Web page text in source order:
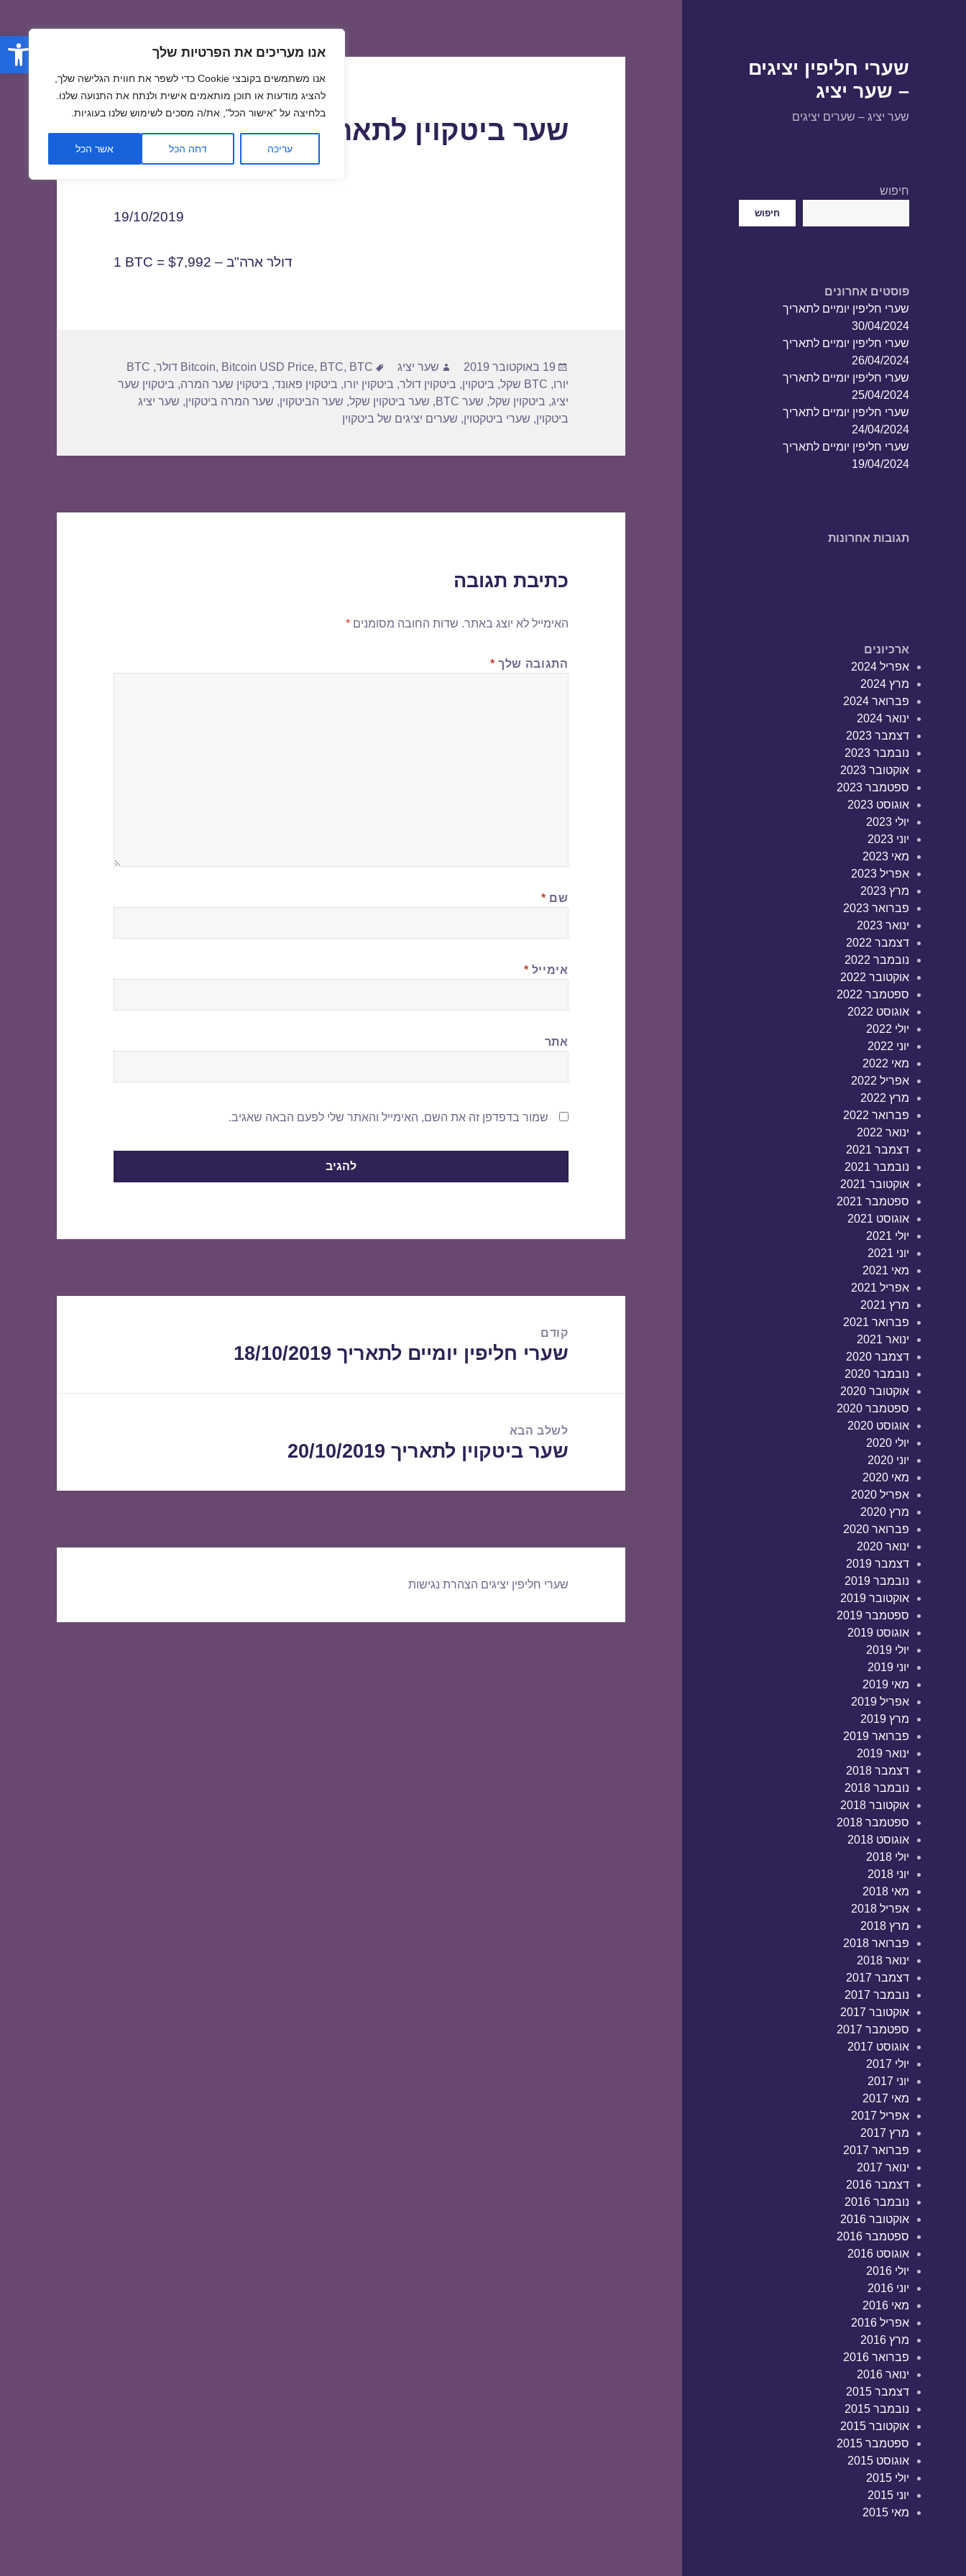
פתח אנו מעריכים את הפרטיות שלך
אנו משתמשים בקובצי Cookie כדי לשפר את חווית הגלישה שלך,
להציג מודעות או תוכן מותאמים אישית ולנתח את התנועה שלנו.
בלחיצה על "אישור הכל", את/ה מסכים לשימוש שלנו בעוגיות.
עריכה דחה הכל אשר הכל
שערי חליפין יציגים
– שער יציג
שער יציג – שערים יציגים
חיפוש
חיפוש
פוסטים אחרונים
שערי חליפין יומיים לתאריך
30/04/2024
שערי חליפין יומיים לתאריך
26/04/2024
שערי חליפין יומיים לתאריך
25/04/2024
שערי חליפין יומיים לתאריך
24/04/2024
שערי חליפין יומיים לתאריך
19/04/2024
תגובות אחרונות
ארכיונים
אפריל 2024
מרץ 2024
פברואר 2024
ינואר 2024
דצמבר 2023
נובמבר 2023
אוקטובר 2023
ספטמבר 2023
אוגוסט 2023
יולי 2023
יוני 2023
מאי 2023
אפריל 2023
מרץ 2023
פברואר 2023
ינואר 2023
דצמבר 2022
נובמבר 2022
אוקטובר 2022
ספטמבר 2022
אוגוסט 2022
יולי 2022
יוני 2022
מאי 2022
אפריל 2022
מרץ 2022
פברואר 2022
ינואר 2022
דצמבר 2021
נובמבר 2021
אוקטובר 2021
ספטמבר 2021
אוגוסט 2021
יולי 2021
יוני 2021
מאי 2021
אפריל 2021
מרץ 2021
פברואר 2021
ינואר 2021
דצמבר 2020
נובמבר 2020
אוקטובר 2020
ספטמבר 2020
אוגוסט 2020
יולי 2020
יוני 2020
מאי 2020
אפריל 2020
מרץ 2020
פברואר 2020
ינואר 2020
דצמבר 2019
נובמבר 2019
אוקטובר 2019
ספטמבר 2019
אוגוסט 2019
יולי 2019
יוני 2019
מאי 2019
אפריל 2019
מרץ 2019
פברואר 2019
ינואר 2019
דצמבר 2018
נובמבר 2018
אוקטובר 2018
ספטמבר 2018
אוגוסט 2018
יולי 2018
יוני 2018
מאי 2018
אפריל 2018
מרץ 2018
פברואר 2018
ינואר 2018
דצמבר 2017
נובמבר 2017
אוקטובר 2017
ספטמבר 2017
אוגוסט 2017
יולי 2017
יוני 2017
מאי 2017
אפריל 2017
מרץ 2017
פברואר 2017
ינואר 2017
דצמבר 2016
נובמבר 2016
אוקטובר 2016
ספטמבר 2016
אוגוסט 2016
יולי 2016
יוני 2016
מאי 2016
אפריל 2016
מרץ 2016
פברואר 2016
ינואר 2016
דצמבר 2015
נובמבר 2015
אוקטובר 2015
ספטמבר 2015
אוגוסט 2015
יולי 2015
יוני 2015
מאי 2015
שער ביטקוין לתאריך 19/10/2019
19/10/2019
1 BTC = $7,992 – דולר ארה"ב
פורסם
בתאריך
19 באוקטובר 2019 מחבר
שער יציג תגיות Bitcoin, Bitcoin USD Price, BTC, BTC דולר ,
BTC
יורו, BTC שקל , ביטקוין, ביטקוין דולר, ביטקוין יורו, ביטקוין פאונד, ביטקוין שער המרה, ביטקוין שער
יציג, ביטקוין שקל, שער BTC , שער ביטקוין שקל, שער הביטקוין, שער המרה ביטקוין, שער יציג
ביטקוין, שערי ביטקטוין, שערים יציגים של ביטקוין
כתיבת תגובה
האימייל לא יוצג באתר. שדות החובה מסומנים*
התגובה שלך *
שם *
אימייל *
אתר
שמור בדפדפן זה את השם, האימייל והאתר שלי לפעם הבאה שאגיב.
קודם
הפוסט
שערי חליפין יומיים לתאריך 18/10/2019
לשלב הבא
הפוסט
שער ביטקוין לתאריך 20/10/2019
שערי חליפין יציגים הצהרת נגישות